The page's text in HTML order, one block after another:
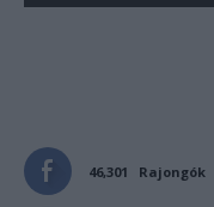
46,301 Rajongók